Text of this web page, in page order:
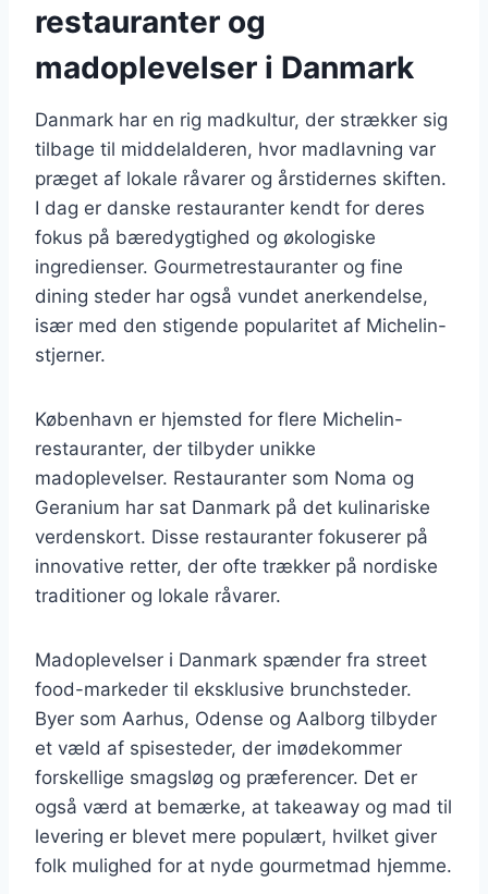
restauranter og
madoplevelser i Danmark
Danmark har en rig madkultur, der strækker sig
tilbage til middelalderen, hvor madlavning var
præget af lokale råvarer og årstidernes skiften.
I dag er danske restauranter kendt for deres
fokus på bæredygtighed og økologiske
ingredienser. Gourmetrestauranter og fine
dining steder har også vundet anerkendelse,
især med den stigende popularitet af Michelin-
stjerner.
København er hjemsted for flere Michelin-
restauranter, der tilbyder unikke
madoplevelser. Restauranter som Noma og
Geranium har sat Danmark på det kulinariske
verdenskort. Disse restauranter fokuserer på
innovative retter, der ofte trækker på nordiske
traditioner og lokale råvarer.
Madoplevelser i Danmark spænder fra street
food-markeder til eksklusive brunchsteder.
Byer som Aarhus, Odense og Aalborg tilbyder
et væld af spisesteder, der imødekommer
forskellige smagsløg og præferencer. Det er
også værd at bemærke, at takeaway og mad til
levering er blevet mere populært, hvilket giver
folk mulighed for at nyde gourmetmad hjemme.